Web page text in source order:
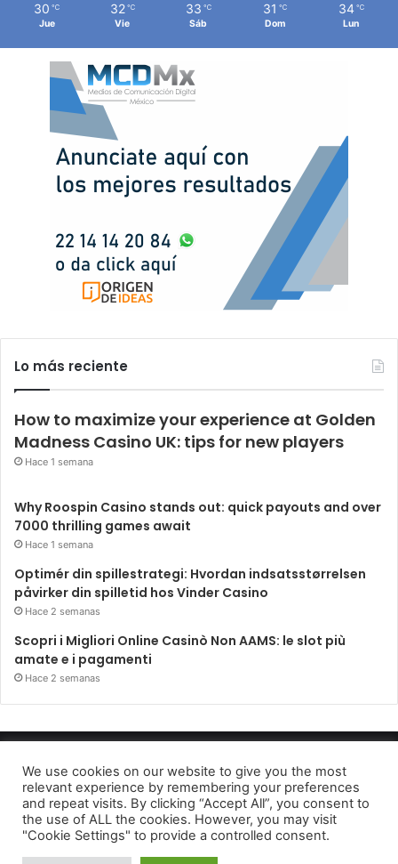
30 ℃
Jue
32 ℃
Vie
33 ℃
Sáb
31 ℃
Dom
34 ℃
Lun
Lo más reciente
How to maximize your experience at Golden
Madness Casino UK: tips for new players
Hace 1 semana
Why Roospin Casino stands out: quick payouts and over
7000 thrilling games await
Hace 1 semana
Optimér din spillestrategi: Hvordan indsatsstørrelsen
påvirker din spilletid hos Vinder Casino
Hace 2 semanas
Scopri i Migliori Online Casinò Non AAMS: le slot più
amate e i pagamenti
Hace 2 semanas
Periódico El Observador 2022
Avido de privacidad
Facebook
TwitterTelegram
We use cookies on our website to give you the most
relevant experience by remembering your preferences
and repeat visits. By clicking “Accept All”, you consent to
the use of ALL the cookies. However, you may visit
"Cookie Settings" to provide a controlled consent.